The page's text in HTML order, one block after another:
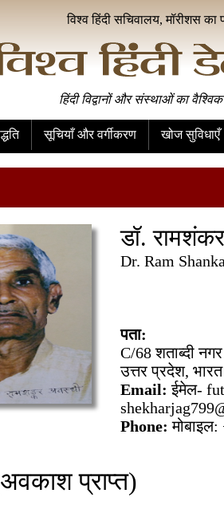
विश्व हिंदी सचिवालय, मॉरीशस का
हिंदी विद्वानों और संस्थाओं का
सूचियाँ और वर्गीकरण खोज सुविधाएँ
डॉ.
Dr. Ram
पता:
C/68 शताब्दी
उत्तर प्रदेश,
Email:ईमेल-
Phone:
प्राप्त)